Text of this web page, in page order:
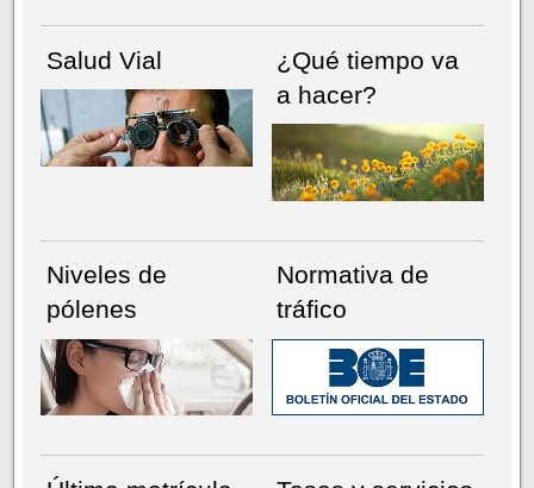
Salud Vial
¿Qué tiempo va
a hacer?
Niveles de
pólenes
Normativa de
tráfico